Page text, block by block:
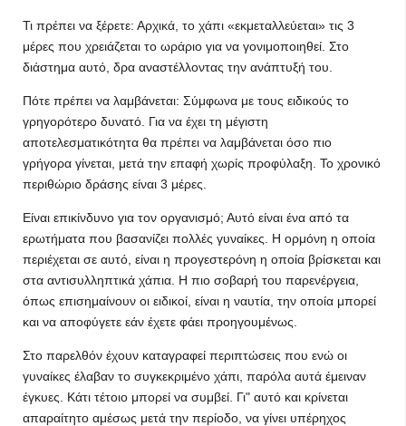
Τι πρέπει να ξέρετε: Αρχικά, το χάπι «εκμεταλλεύεται» τις 3
μέρες που χρειάζεται το ωράριο για να γονιμοποιηθεί. Στο
διάστημα αυτό, δρα αναστέλλοντας την ανάπτυξή του.
Πότε πρέπει να λαμβάνεται: Σύμφωνα με τους ειδικούς το
γρηγορότερο δυνατό. Για να έχει τη μέγιστη
αποτελεσματικότητα θα πρέπει να λαμβάνεται όσο πιο
γρήγορα γίνεται, μετά την επαφή χωρίς προφύλαξη. Το χρονικό
περιθώριο δράσης είναι 3 μέρες.
Είναι επικίνδυνο για τον οργανισμό; Αυτό είναι ένα από τα
ερωτήματα που βασανίζει πολλές γυναίκες. Η ορμόνη η οποία
περιέχεται σε αυτό, είναι η προγεστερόνη η οποία βρίσκεται και
στα αντισυλληπτικά χάπια. Η πιο σοβαρή του παρενέργεια,
όπως επισημαίνουν οι ειδικοί, είναι η ναυτία, την οποία μπορεί
και να αποφύγετε εάν έχετε φάει προηγουμένως.
Στο παρελθόν έχουν καταγραφεί περιπτώσεις που ενώ οι
γυναίκες έλαβαν το συγκεκριμένο χάπι, παρόλα αυτά έμειναν
έγκυες. Κάτι τέτοιο μπορεί να συμβεί. Γι" αυτό και κρίνεται
απαραίτητο αμέσως μετά την περίοδο, να γίνει υπέρηχος